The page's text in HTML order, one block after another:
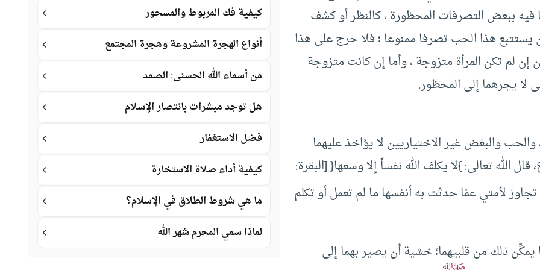
فيه ببعض التصرفات المحظورة ، كالنظر أو كشف
أن يستتبع هذا الحب تصرفا ممنوعا ؛ فلا حرج على هذا
لم تكن المرأة متزوجة ، وأما إن كانت متزوجة
لا يجرهما إلى المحظور.
والبغض غير الاختياريين لا يؤاخذ عليهما
الله تعالى: }لا يكلف الله نفساً إلا وسعها{ [البقرة:
تجاوز لأمتي عمّا حدثت به أنفسها ما لم تعمل أو تكلم
يمكِّن ذلك من قلبيهما؛ خشية أن يصير بهما إلى
كيفية فك المربوط والمسحور
أنواع الهجرة المشروعة وهجرة المجتمع
من أسماء الله الحسنى: الصمد
هل توجد مبشرات بانتصار الإسلام
فضل الاستغفار
كيفية أداء صلاة الاستخارة
ما هي شروط الطلاق في الإسلام؟
لماذا سمي المحرم شهر الله